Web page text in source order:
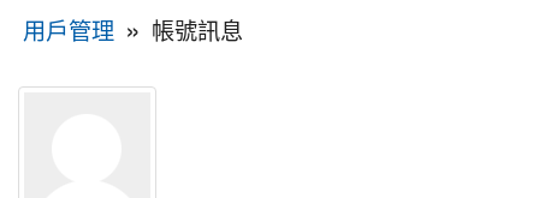
用戶管理 » 帳號訊息